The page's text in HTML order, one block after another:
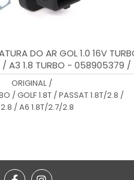
DO AR GOL 1.0 16V
/ A3 1.8 TURBO - 058905379 /
0280130085
ORIGINAL /
/ GOLF 1.8T / PASSAT 1.8T/2.8 /
2.8 / A6 1.8T/2.7/2.8